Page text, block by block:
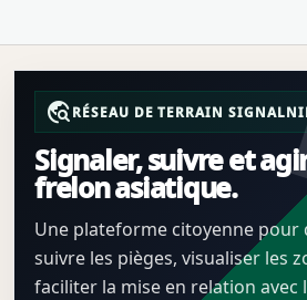
travel_exploreRÉSEAU DE TERRAIN
Signaler, suivre et
frelon asiatique.
Une plateforme citoyenne pour
suivre les pièges, visualiser les
faciliter la mise en relation avec